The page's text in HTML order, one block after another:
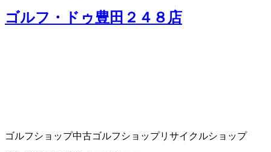
ゴルフ・ドゥ豊田２４８店
ゴルフショップ中古ゴルフショップリサイクルショップ